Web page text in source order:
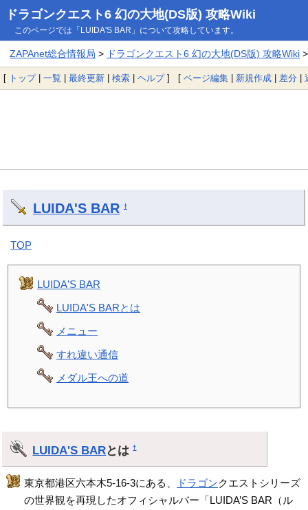
ドラゴンクエスト6 幻の大地(DS版) 攻略Wiki
このページでは「LUIDA'S BAR」について攻略しています。
ZAPAnet総合情報局 > ドラゴンクエスト6 幻の大地(DS版) 攻略Wiki>
[ トップ| 一覧 | 最終更新 | 検索 | ヘルプ] [ ページ編集 | 新規作成 | 差分 |
LUIDA'S BAR †
TOP
LUIDA'S BAR
LUIDA'S BARとは
メニュー
すれ違い通信
メダル王への道
LUIDA'S BARとは†
東京都港区六本木5-16-3にある、 ドラゴンクエストシリーズ
の世界観を再現したオフィシャルバー「LUIDA’S BAR（ル